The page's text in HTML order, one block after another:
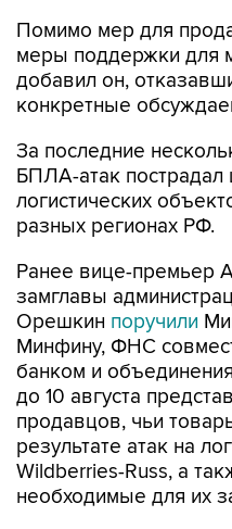
Помимо мер для
меры поддержки для
добавил он,
конкретные
За последние
БПЛА-атак
логистических
разных регионах РФ.
Ранее вице-премьер
замглавы
Орешкин поручили
Минфину, ФНС
банком и
до 10 августа
продавцов, чьи
результате атак на
Wildberries-Russ, а
необходимые для их